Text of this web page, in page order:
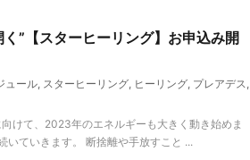
”【スターヒーリング】お申込み開
ュール, スターヒーリング, ヒーリング, プレアデス,
けて、2023年のエネルギーも大きく動き始めま
ていきます。 断捨離や手放すこと ...